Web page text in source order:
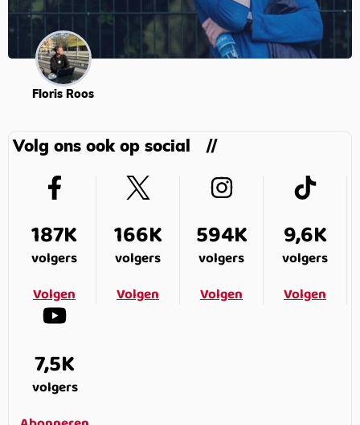
Floris Roos
Volg ons ook op social
187K
volgers
Volgen
166K
volgers
Volgen
594K
volgers
Volgen
9,6K
volgers
Volgen
7,5K
volgers